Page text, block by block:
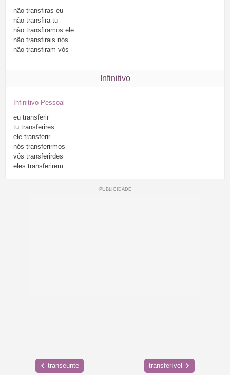
não transfiras eu
não transfira tu
não transfiramos ele
não transfirais nós
não transfiram vós
Infinitivo
Infinitivo Pessoal
eu transferir
tu transferires
ele transferir
nós transferirmos
vós transferirdes
eles transferirem
transeunte transferível